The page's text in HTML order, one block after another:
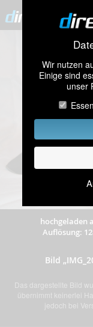
Wir nutzen
Einige sind
unser
hochgeladen
Auflösung:
Bild
Das dargestellte Bild
übernimmt keinerlei
jedoch bei